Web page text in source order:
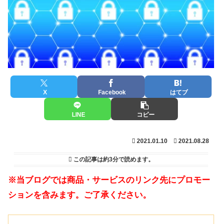
X Facebook はてブ
LINE コピー
2021.01.10 2021.08.28
この記事は約3分で読めます。
※当ブログでは商品・サービスのリンク先にプロモー
ションを含みます。ご了承ください。